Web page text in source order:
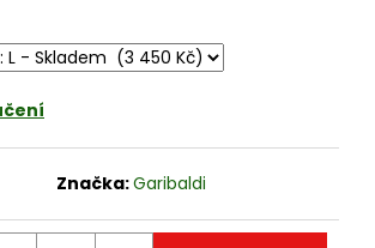
Značka:Garibaldi